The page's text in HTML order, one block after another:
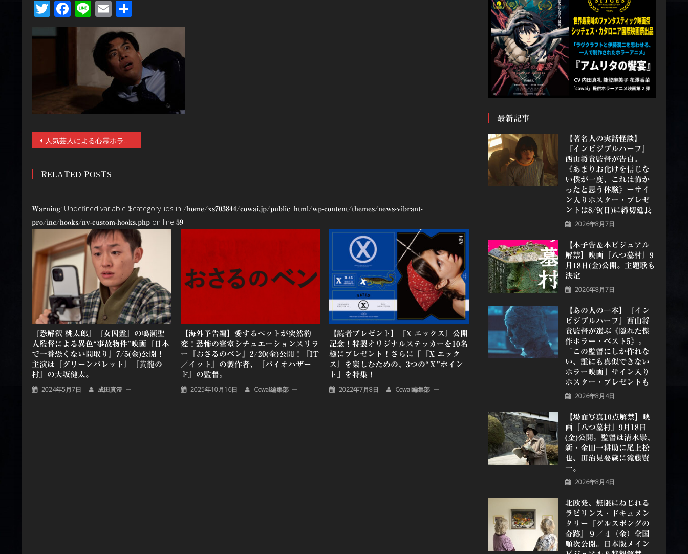
Twitter
Facebook
LineEmail
有
投
ナ
ゲ
ー
シ
ョ
ン
人気芸人による心霊ホラー最新作『劇場版 ほんとうにあった怖い話～ゾクゾク変な間取り～』8／7(金)より全国順次公開。ドンデコルテの渡辺銀次、カベポスター映画初主演
RELATED POSTS
Warning: Undefined variable $category_ids in /home/xs703844/cowai.jp/public_html/wp-content/themes/news-vibrant-
pro/inc/hooks/nv-custom-hooks.php on line 59
『恐解釈 桃太郎』『女囚霊』の鳴瀬聖
人監督による異色“事故物件”映画『日本
で一番恐くない間取り』7/5(金)公開！
主演は『グリーンバレット』『黄龍の
村』の大坂健太。
2024年5月7日 成田真澄
【海外予告編】愛するペットが突然豹
変！恐怖の密室シチュエーションスリラ
ー『おさるのベン』2/20(金)公開！『IT
／イット』の製作者、『バイオハザー
ド』の監督。
2025年10月16日 Cowai編集部
【読者プレゼント】『X エックス』公開
記念！特製オリジナルステッカーを10名
様にプレゼント！さらに「『X エック
ス』を楽しむための、3つの“Ｘ”ポイン
ト」を特集！
2022年7月8日 Cowai編集部
最新記事
【著名人の実話怪談】
『インビジブルハーフ』
⻄⼭将貴監督が告白。
《あまりお化けを信じな
い僕が一度、これは怖か
ったと思う体験》ーサイ
ン入りポスター・プレゼ
ントは8/9(日)に締切延長
2026年8月7日
【本予告＆本ビジュアル
解禁】映画『八つ墓村』9
月18日(金)公開。主題歌も
決定
2026年8月7日
【あの人の一本】『イン
ビジブルハーフ』⻄⼭将
貴監督が選ぶ《隠れた傑
作ホラー・ベスト5》。
「この監督にしか作れな
い、誰にも真似できない
ホラー映画」サイン入り
ポスター・プレゼントも
2026年8月4日
【場面写真10点解禁】映
画『八つ墓村』9月18日
(金)公開。監督は清水崇、
新・金田一耕助に尾上松
也、田治見要蔵に滝藤賢
一。
2026年8月4日
北欧発、無限にねじれる
ラビリンス・ドキュメン
タリー『グルスポングの
奇跡』９／４（金）全国
順次公開。日本版メイン